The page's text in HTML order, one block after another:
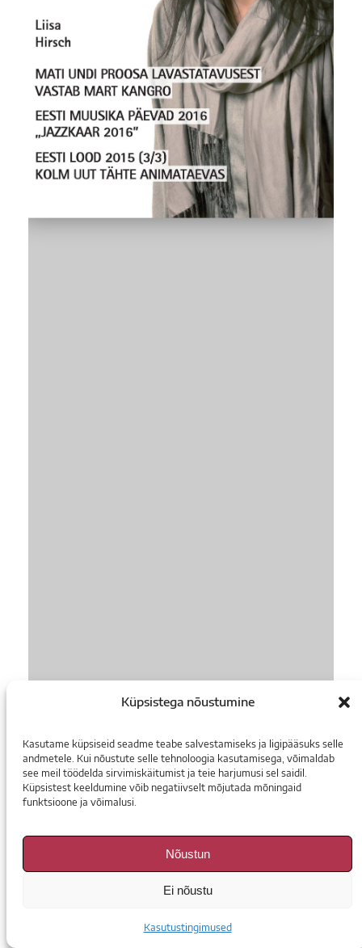
Küpsistega nõustumine
Kasutame küpsiseid seadme teabe salvestamiseks ja ligipääsuks selle
andmetele. Kui nõustute selle tehnoloogia kasutamisega, võimaldab
see meil töödelda sirvimiskäitumist ja teie harjumusi sel saidil.
Küpsistest keeldumine võib negatiivselt mõjutada mõningaid
funktsioone ja võimalusi.
Nõustun
Ei nõustu
Kasutustingimused